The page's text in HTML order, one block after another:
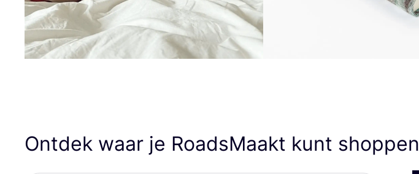
Ontdek waar je RoadsMaakt kunt shoppen